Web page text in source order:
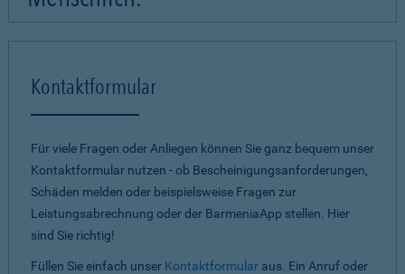
Kontaktformular
Für viele Fragen oder Anliegen können Sie ganz bequem unser
Kontaktformular nutzen - ob Bescheinigungsanforderungen,
Schäden melden oder beispielsweise Fragen zur
Leistungsabrechnung oder der BarmeniaApp stellen. Hier
sind Sie richtig!
Füllen Sie einfach unser Kontaktformular aus. Ein Anruf oder